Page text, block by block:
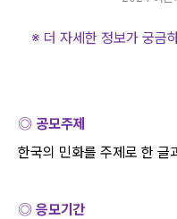
※ 더 자세한 정보가 궁금
◎ 공모주제
한국의 민화를 주제로 한 글
◎ 응모기간